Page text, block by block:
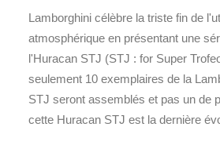
Lamborghini célèbre la triste fin de
atmosphérique en présentant une
l'Huracan STJ (STJ : for Super
seulement 10 exemplaires de la
STJ seront assemblés et pas un de
cette Huracan STJ est la dernière